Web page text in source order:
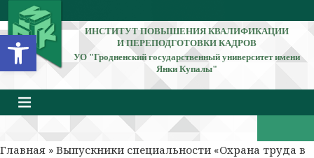
Открыть панель инструментов
ИНСТИТУТ ПОВЫШЕНИЯ КВАЛИФИКАЦИИ
И ПЕРЕПОДГОТОВКИ КАДРОВ
УО "Гродненский государственный университет имени
Янки Купалы"
Главная » Выпускники специальности «Охрана труда в